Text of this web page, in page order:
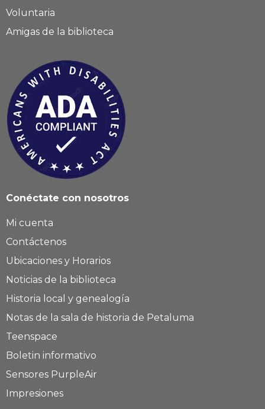
Voluntaria
Amigas de la biblioteca
Conéctate con nosotros
Mi cuenta
Contáctenos
Ubicaciones y Horarios
Noticias de la biblioteca
Historia local y genealogía
Notas de la sala de historia de Petaluma
Teenspace
Boletin informativo
Sensores PurpleAir
Impresiones